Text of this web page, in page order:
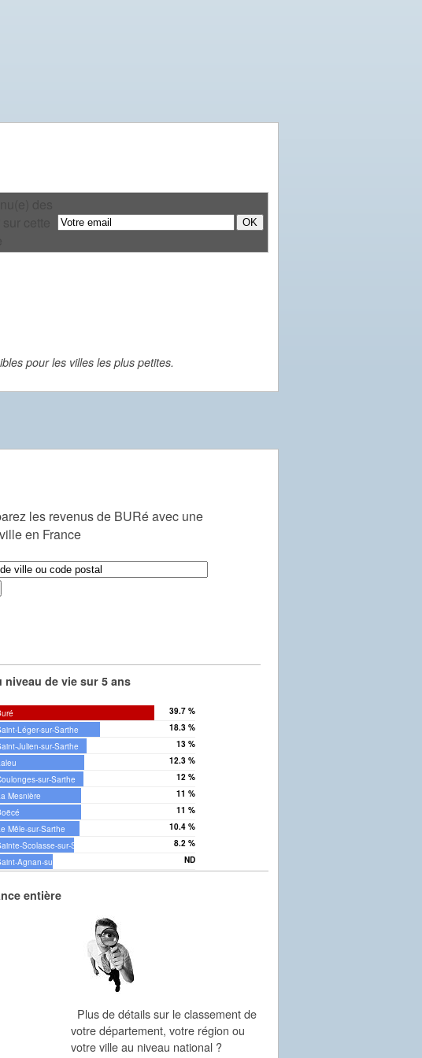
pour les villes les plus petites.
les revenus de BURé avec une
en France
niveau de vie sur 5 ans
39.7 %
Léger-sur-Sarthe 18.3 %
Julien-sur-Sarthe 13 %
12.3 %
sur-Sarthe 12 %
Mesnière 11 %
11 %
Mêle-sur-Sarthe 10.4 %
Scolasse-sur-Sarthe 8.2 %
Agnan-sur-Sarthe ND
entière
Plus de détails sur le classement de
votre département, votre région ou
votre ville au niveau national ?